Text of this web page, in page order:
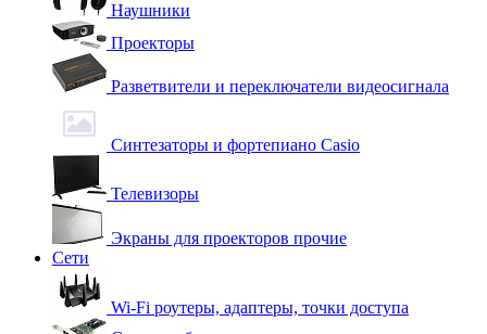
Наушники
Проекторы
Разветвители и переключатели видеосигнала
Синтезаторы и фортепиано Casio
Телевизоры
Экраны для проекторов прочие
Сети
Wi-Fi роутеры, адаптеры, точки доступа